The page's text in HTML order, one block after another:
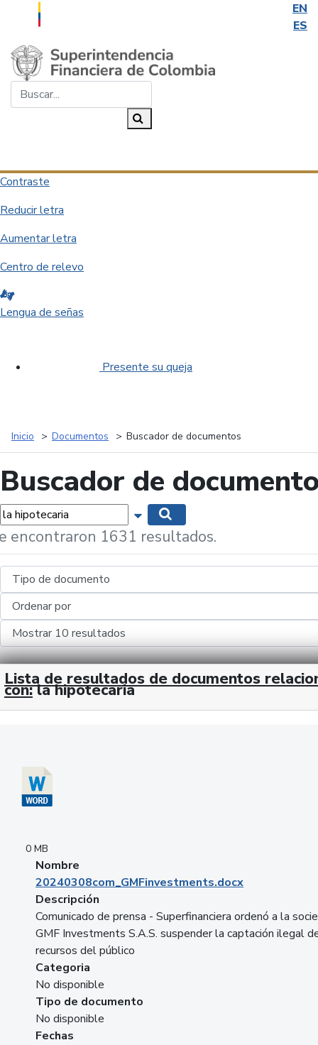
EN
ES
Saltar al contenido principal
Contraste
Reducir letra
Aumentar letra
Centro de relevo
Lengua de señas
Presente su queja
Inicio Documentos Buscador de documentos
Buscador de
Mostrar opciones de búsqueda
encontraron 1631 resultados.
Lista de resultados de documentos
con: la hipotecaria
0 MB
Nombre
20240308com_GMFinvestments.docx
Descripción
Comunicado de prensa - Superfinanciera ordenó a la
GMF Investments S.A.S. suspender la captación ilegal
recursos del público
Categoria
No disponible
Tipo de documento
No disponible
Fechas